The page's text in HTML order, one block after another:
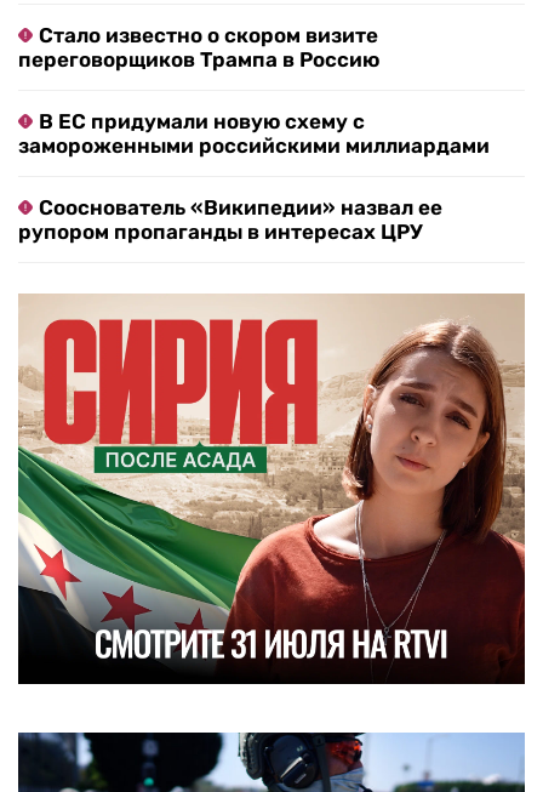
Стало известно о скором визите
переговорщиков Трампа в Россию
В ЕС придумали новую схему с
замороженными российскими миллиардами
Сооснователь «Википедии» назвал ее
рупором пропаганды в интересах ЦРУ